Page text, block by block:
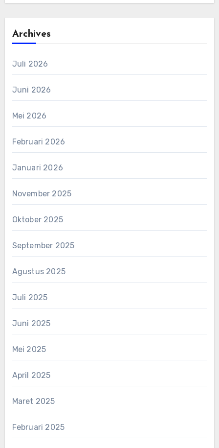
Archives
Juli 2026
Juni 2026
Mei 2026
Februari 2026
Januari 2026
November 2025
Oktober 2025
September 2025
Agustus 2025
Juli 2025
Juni 2025
Mei 2025
April 2025
Maret 2025
Februari 2025